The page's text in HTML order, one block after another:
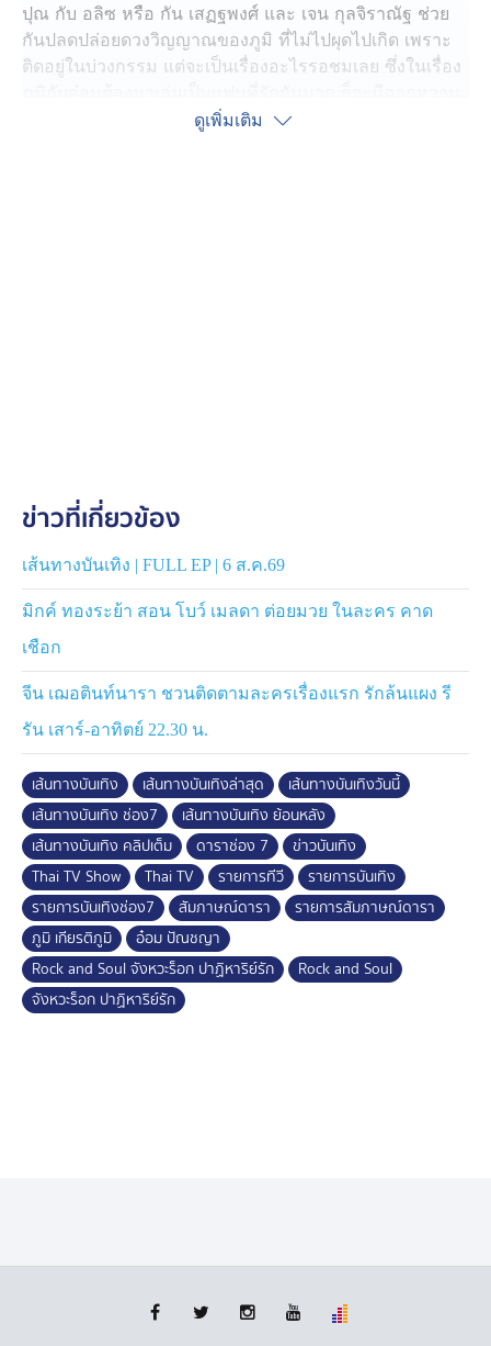
ปุณ กับ อลิซ หรือ กัน เสฏฐพงศ์ และ เจน กุลจิราณัฐ ช่วย
กันปลดปล่อยดวงวิญญาณของภูมิ ที่ไม่ไปผุดไปเกิด เพราะ
ติดอยู่ในบ่วงกรรม แต่จะเป็นเรื่องอะไรรอชมเลย ซึ่งในเรื่อง
ๆ ฟิน ๆ ให้ได้ชม แต่ไม่ได้มีแค่ความหวาน พอบทจะมีปัญหา
ดูเพิ่มเติม
ข่าวที่เกี่ยวข้อง
เส้นทางบันเทิง | FULL EP | 6 ส.ค.69
มิกค์ ทองระย้า สอน โบว์ เมลดา ต่อยมวย ในละคร คาด
เชือก
จีน เฌอตินท์นารา ชวนติดตามละครเรื่องแรก รักล้นแผง รี
รัน เสาร์-อาทิตย์ 22.30 น.
เส้นทางบันเทิง เส้นทางบันเทิงล่าสุด
เส้นทางบันเทิงวันนี้
เส้นทางบันเทิง ช่อง7
เส้นทางบันเทิง ย้อนหลัง
เส้นทางบันเทิง คลิปเต็ม
ดาราช่อง 7
ข่าวบันเทิง
Thai TV Show
Thai TV รายการทีวี
รายการบันเทิง
รายการบันเทิงช่อง7
สัมภาษณ์ดารา
รายการสัมภาษณ์ดารา
ภูมิ เกียรติภูมิ
อ๋อม ปัณชญา
Rock and Soul จังหวะร็อก ปาฏิหาริย์รัก
Rock and Soul
จังหวะร็อก ปาฏิหาริย์รัก